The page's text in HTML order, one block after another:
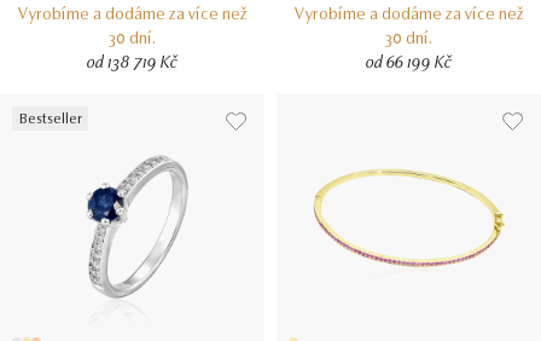
Vyrobíme a dodáme za více než
30 dní.
od 138 719 Kč
Vyrobíme a dodáme za více než
30 dní.
od 66 199 Kč
Bestseller